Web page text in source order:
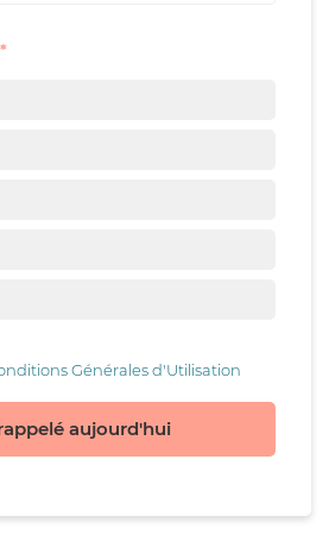
Générales d'Utilisation
aujourd'hui